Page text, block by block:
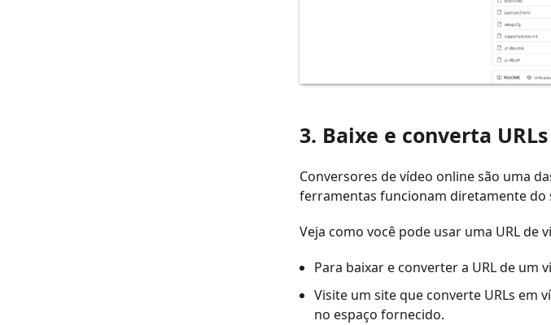
3. Baixe e converta
Conversores de vídeo online são uma
ferramentas funcionam diretamente do
Veja como você pode usar uma URL de
Para baixar e converter a URL de um
Visite um site que converte URLs em
no espaço fornecido.